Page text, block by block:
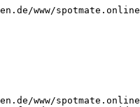
www/
www/